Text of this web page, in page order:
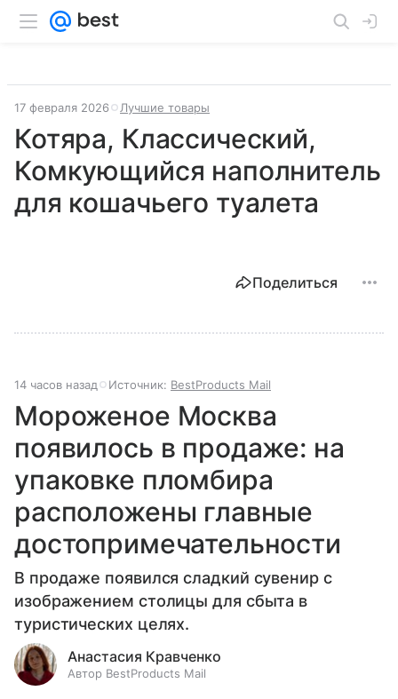
17 февраля 2026 Лучшие товары
Котяра, Классический,
Комкующийся наполнитель
для кошачьего туалета
Поделиться
14 часов назад Источник: BestProducts Mail
Мороженое Москва
появилось в продаже: на
упаковке пломбира
расположены главные
достопримечательности
В продаже появился сладкий сувенир с
изображением столицы для сбыта в
туристических целях.
Анастасия Кравченко
Автор BestProducts Mail